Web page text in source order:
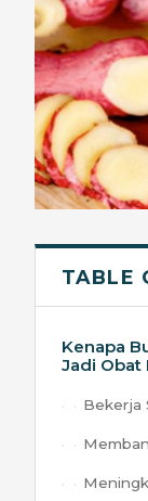
TABLE
Kenapa
Jadi Obat
Bekerja